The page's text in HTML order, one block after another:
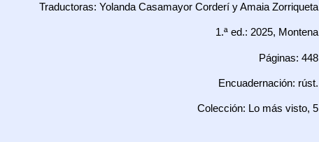
Traductoras: Yolanda Casamayor Corderí y Amaia Zorriqueta
1.ª ed.: 2025, Montena
Páginas: 448
Encuadernación: rúst.
Colección: Lo más visto, 5